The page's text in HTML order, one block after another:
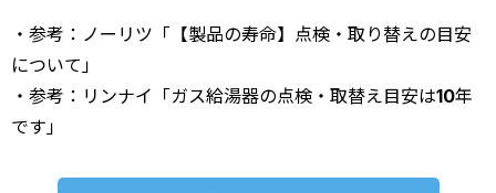
・参考：ノーリツ「【製品の寿命】点検・取り替えの目安
について」
・参考：リンナイ「ガス給湯器の点検・取替え目安は10年
です」